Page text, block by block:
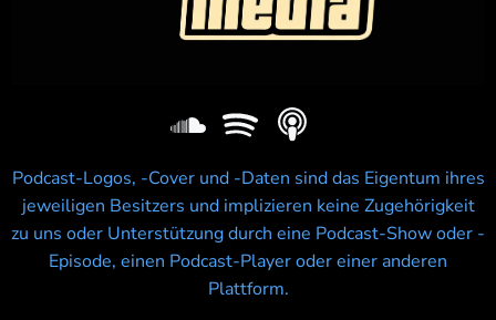
Podcast-Logos, -Cover und -Daten sind das Eigentum ihres
jeweiligen Besitzers und implizieren keine Zugehörigkeit
zu uns oder Unterstützung durch eine Podcast-Show oder -
Episode, einen Podcast-Player oder einer anderen
Plattform.